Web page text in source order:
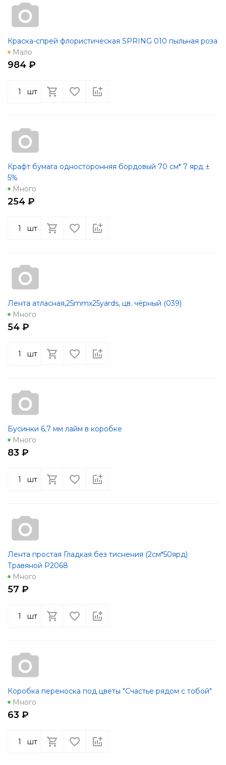
Краска-спрей флористическая SPRING 010 пыльная роза
Мало
984 ₽
шт
Крафт бумага односторонняя бордовый 70 см* 7 ярд ±
5%
Много
254 ₽
шт
Лента атласная,25mmx25yards, цв. чёрный (039)
Много
54 ₽
шт
Бусинки 6,7 мм лайм в коробке
Много
83 ₽
шт
Лента простая Гладкая без тиснения (2см*50ярд)
Травяной Р2068
Много
57 ₽
шт
Коробка переноска под цветы "Счастье рядом с тобой"
Много
63 ₽
шт